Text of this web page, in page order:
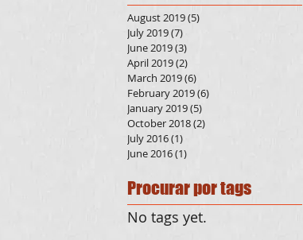
August 2019(5)
July 2019(7)
June 2019(3)
April 2019(2)
March 2019(6)
February 2019(6)
January 2019(5)
October 2018(2)
July 2016(1)
June 2016(1)
Procurar por tags
No tags yet.